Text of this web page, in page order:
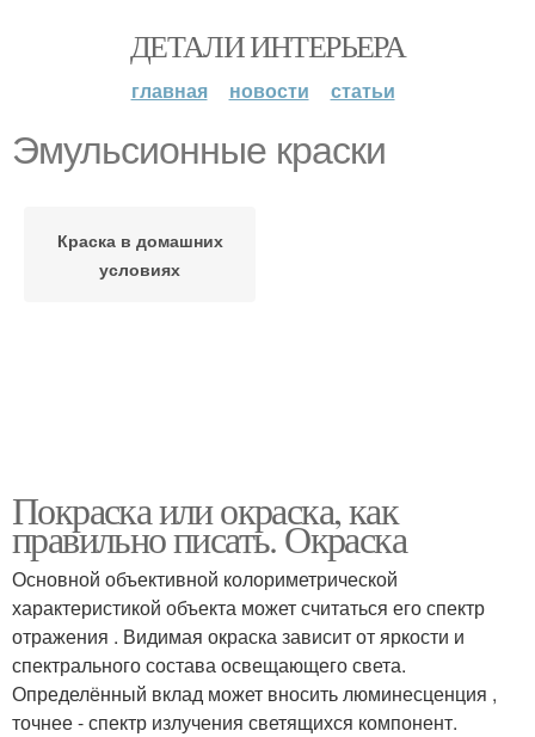
ДЕТАЛИ ИНТЕРЬЕРА
главная новости статьи
Эмульсионные краски
Краска в домашних
условиях
Покраска или окраска, как
правильно писать. Окраска
Основной объективной колориметрической
характеристикой объекта может считаться его спектр
отражения . Видимая окраска зависит от яркости и
спектрального состава освещающего света.
Определённый вклад может вносить люминесценция ,
точнее - спектр излучения светящихся компонент.